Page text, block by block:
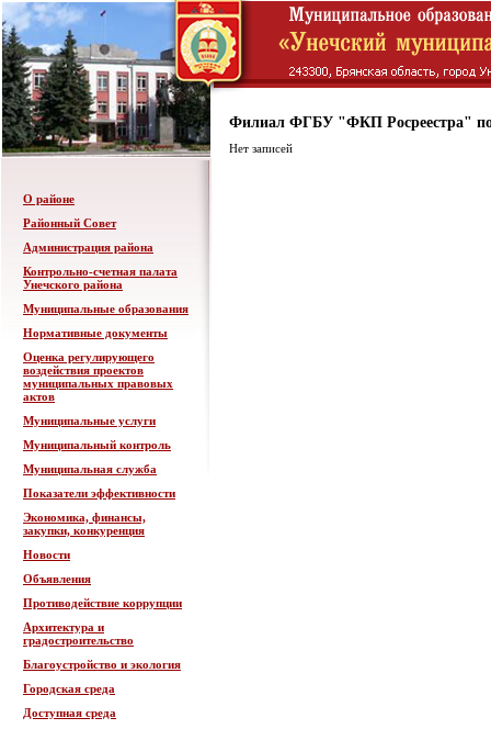
О районе
Районный Совет
Администрация района
Контрольно-счетная палата
Унечского района
Муниципальные образования
Нормативные документы
Оценка регулирующего
воздействия проектов
муниципальных правовых
актов
Муниципальные услуги
Муниципальный контроль
Муниципальная служба
Показатели эффективности
Экономика, финансы,
закупки, конкуренция
Новости
Объявления
Противодействие коррупции
Архитектура и
градостроительство
Благоустройство и экология
Городская среда
Доступная среда
Филиал ФГБУ "ФКП Росреестра" по
Нет записей